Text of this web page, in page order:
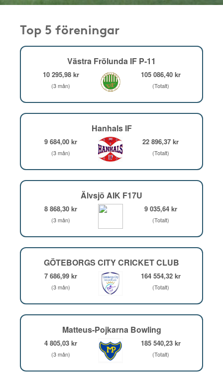
Top 5 föreningar
Västra Frölunda IF P-11
10 295,98 kr
(3 mån)
105 086,40 kr
(Totalt)
Hanhals IF
9 684,00 kr
(3 mån)
22 896,37 kr
(Totalt)
Älvsjö AIK F17U
8 868,30 kr
(3 mån)
9 035,64 kr
(Totalt)
GÖTEBORGS CITY CRICKET CLUB
7 686,99 kr
(3 mån)
164 554,32 kr
(Totalt)
Matteus-Pojkarna Bowling
4 805,03 kr
(3 mån)
185 540,23 kr
(Totalt)